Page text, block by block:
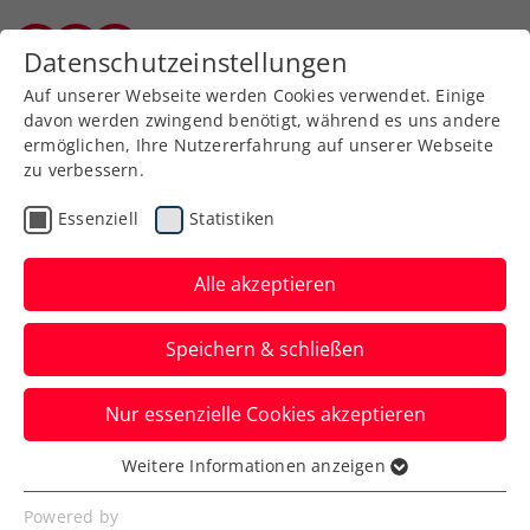
Zurück zur Newsübersicht
Turniere
ITF Manavgat: Wirlend
nach Coup die Nummer 1
der Welt
Der heimische Ex-Profi übernimmt bei
den Senioren 30+ im Einzel und Doppel
jeweils die Spitzenposition.
Verfasst von: Edi Glasner / Redaktion, 18.04.2024
Datenschutzeinstellungen
Auf unserer Webseite werden Cookies verwendet. Einige
davon werden zwingend benötigt, während es uns andere
ermöglichen, Ihre Nutzererfahrung auf unserer Webseite
zu verbessern.
Essenziell Statistiken
Alle akzeptieren
Speichern & schließen
Nur essenzielle Cookies akzeptieren
Essenziell
Essenzielle Cookies werden für grundlegende
Weitere Informationen anzeigen
Powered by